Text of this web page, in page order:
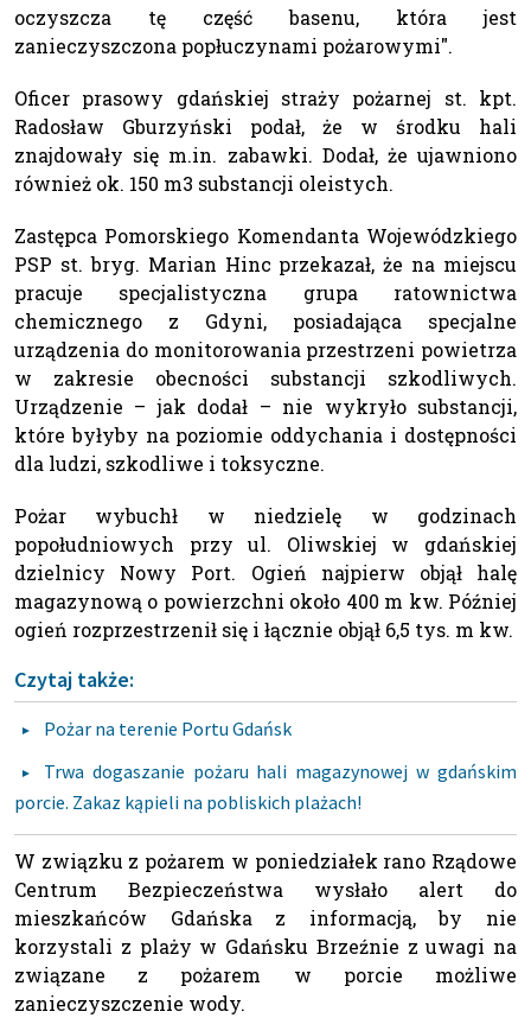
oczyszcza tę część basenu, która jest
zanieczyszczona popłuczynami pożarowymi".
Oficer prasowy gdańskiej straży pożarnej st. kpt.
Radosław Gburzyński podał, że w środku hali
znajdowały się m.in. zabawki. Dodał, że ujawniono
również ok. 150 m3 substancji oleistych.
Zastępca Pomorskiego Komendanta Wojewódzkiego
PSP st. bryg. Marian Hinc przekazał, że na miejscu
pracuje specjalistyczna grupa ratownictwa
chemicznego z Gdyni, posiadająca specjalne
urządzenia do monitorowania przestrzeni powietrza
w zakresie obecności substancji szkodliwych.
Urządzenie – jak dodał – nie wykryło substancji,
które byłyby na poziomie oddychania i dostępności
dla ludzi, szkodliwe i toksyczne.
Pożar wybuchł w niedzielę w godzinach
popołudniowych przy ul. Oliwskiej w gdańskiej
dzielnicy Nowy Port. Ogień najpierw objął halę
magazynową o powierzchni około 400 m kw. Później
ogień rozprzestrzenił się i łącznie objął 6,5 tys. m kw.
Czytaj także:
Pożar na terenie Portu Gdańsk
Trwa dogaszanie pożaru hali magazynowej w gdańskim
porcie. Zakaz kąpieli na pobliskich plażach!
W związku z pożarem w poniedziałek rano Rządowe
Centrum Bezpieczeństwa wysłało alert do
mieszkańców Gdańska z informacją, by nie
korzystali z plaży w Gdańsku Brzeźnie z uwagi na
związane z pożarem w porcie możliwe
zanieczyszczenie wody.